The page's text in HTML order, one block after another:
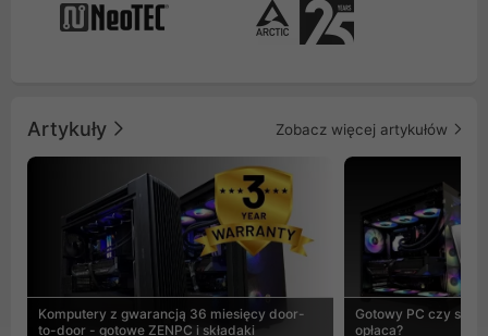
Artykuły Zobacz więcej artykułów
Komputery z gwarancją 36 miesięcy door-
to-door - gotowe ZENPC i składaki
Gotowy PC czy
opłaca?